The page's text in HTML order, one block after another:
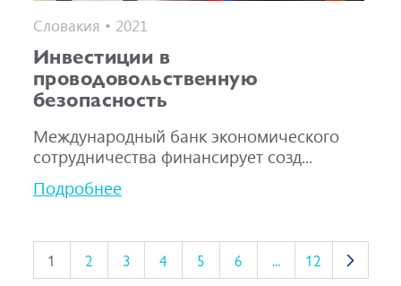
Словакия • 2021
Инвестиции в
проводовольственную
безопасность
Международный банк экономического
сотрудничества финансирует созд...
Подробнее
1 2 3 4 5 6 ... 12